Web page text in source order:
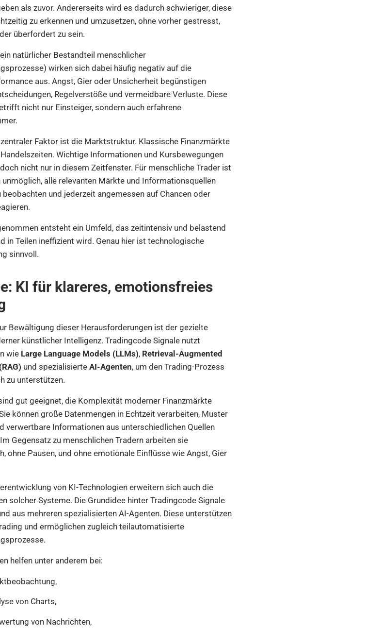
als zuvor. Andererseits wird es dadurch schwieriger, diese
zu erkennen und umzusetzen, ohne vorher gestresst,
überfordert zu sein.
natürlicher Bestandteil menschlicher
wirken sich dabei häufig negativ auf die
aus. Angst, Gier oder Unsicherheit begünstigen
Regelverstöße und vermeidbare Verluste. Diese
nicht nur Einsteiger, sondern auch erfahrene
Faktor ist die Marktstruktur. Klassische Finanzmärkte
Wichtige Informationen und Kursbewegungen
nicht nur in diesem Zeitfenster. Für menschliche Trader ist
alle relevanten Märkte und Informationsquellen
beobachten und jederzeit angemessen auf Chancen oder
entsteht ein Umfeld, das zeitintensiv und belastend
in Teilen ineffizient wird. Genau hier ist technologische
sinnvoll.
KI für klareres, emotionsfreies
Bewältigung dieser Herausforderungen ist der gezielte
künstlicher Intelligenz. Tradingcode Signale nutzt
wie Large Language Models (LLMs), Retrieval-Augmented
und spezialisierte AI-Agenten, um den Trading-Prozess
zu unterstützen.
gut geeignet, die Komplexität moderner Finanzmärkte
können große Datenmengen in Echtzeit verarbeiten, Muster
verwertbare Informationen aus unterschiedlichen Quellen
Gegensatz zu menschlichen Tradern arbeiten sie
ohne Pausen, und ohne emotionale Einflüsse wie Angst, Gier
von KI-Technologien erweitern sich auch die
solcher Systeme. Die Grundidee hinter Tradingcode Signale
aus mehreren spezialisierten AI-Agenten. Diese unterstützen
und ermöglichen zugleich teilautomatisierte
helfen unter anderem bei:
von Charts,
von Nachrichten,